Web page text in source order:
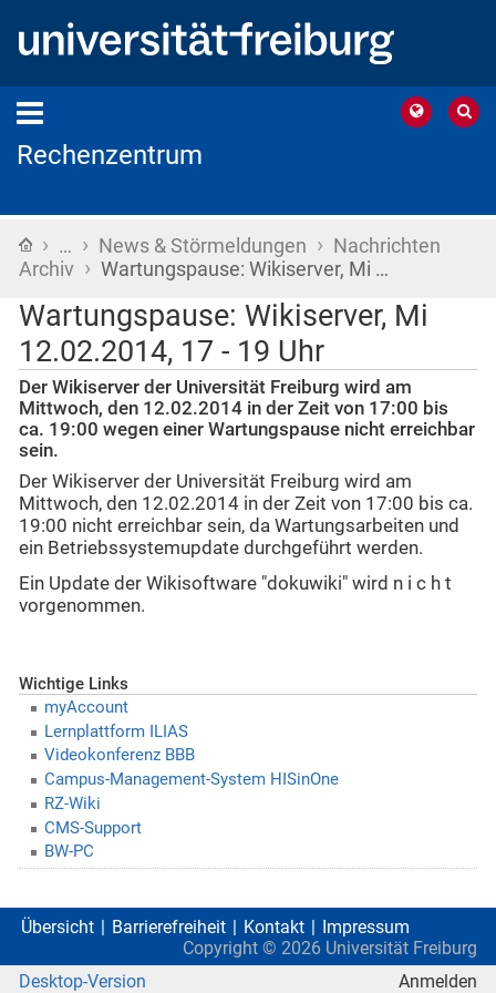
Rechenzentrum
Startseite
› … › News & Störmeldungen › Nachrichten
Archiv › Wartungspause: Wikiserver, Mi …
Wartungspause: Wikiserver, Mi
12.02.2014, 17 - 19 Uhr
Der Wikiserver der Universität Freiburg wird am
Mittwoch, den 12.02.2014 in der Zeit von 17:00 bis
ca. 19:00 wegen einer Wartungspause nicht erreichbar
sein.
Der Wikiserver der Universität Freiburg wird am
Mittwoch, den 12.02.2014 in der Zeit von 17:00 bis ca.
19:00 nicht erreichbar sein, da Wartungsarbeiten und
ein Betriebssystemupdate durchgeführt werden.
Ein Update der Wikisoftware "dokuwiki" wird n i c h t
vorgenommen.
Wichtige Links
myAccount
Lernplattform ILIAS
Videokonferenz BBB
Campus-Management-System HISinOne
RZ-Wiki
CMS-Support
BW-PC
Übersicht Barrierefreiheit Kontakt
Impressum
Copyright © 2026 Universität Freiburg
Desktop-Version
Anmelden